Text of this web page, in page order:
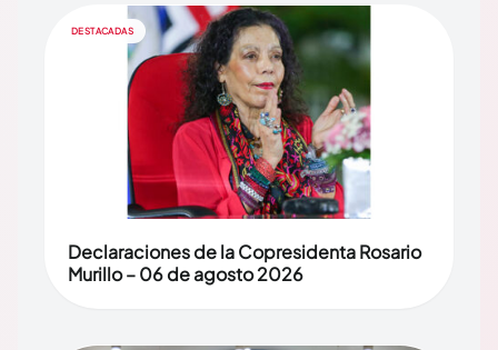
DESTACADAS
Declaraciones de la Copresidenta Rosario
Murillo – 06 de agosto 2026